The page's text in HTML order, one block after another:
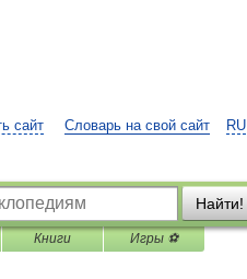
RU
сайт Словарь на свой сайт
Найти!
Книги Игры ⚽